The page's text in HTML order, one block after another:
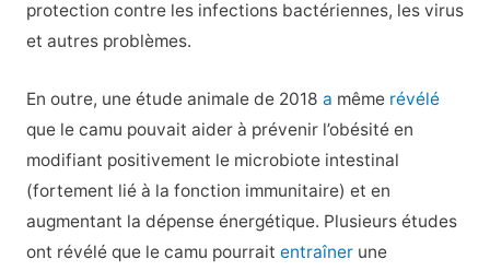
protection contre les infections bactériennes, les virus
et autres problèmes.
En outre, une étude animale de 2018 a même révélé
que le camu pouvait aider à prévenir l’obésité en
modifiant positivement le microbiote intestinal
(fortement lié à la fonction immunitaire) et en
augmentant la dépense énergétique. Plusieurs études
ont révélé que le camu pourrait entraînerune